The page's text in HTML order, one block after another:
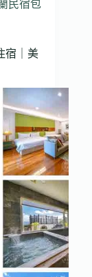
民宿包
宿｜美